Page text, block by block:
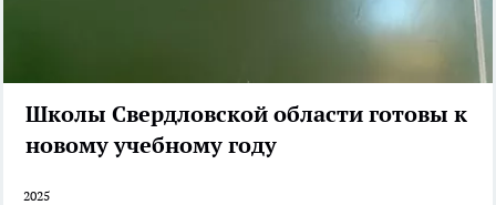
Школы Свердловской области готовы к
новому учебному году
2025